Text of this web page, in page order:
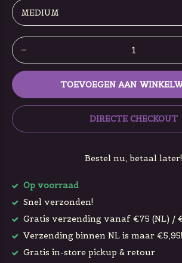
TOEVOEGEN AAN
DIRECTE CHECKOUT
Bestel nu, betaal later!
Op voorraad
Snel verzonden!
Gratis verzending vanaf €75 (NL) /
Verzending binnen NL is maar €5,95!
Gratis in-store pickup & retour